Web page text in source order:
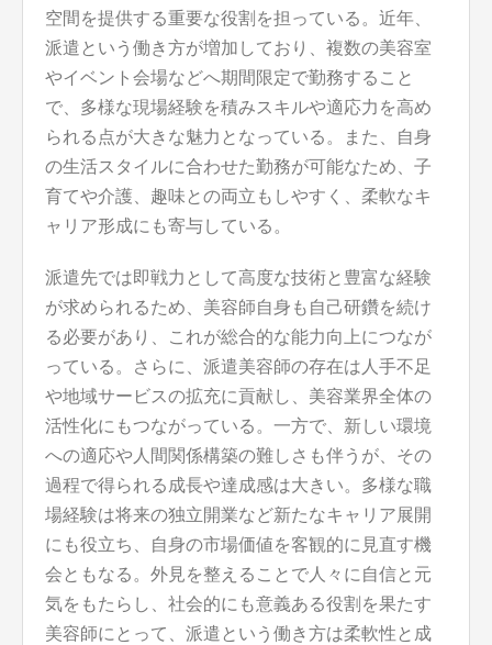
空間を提供する重要な役割を担っている。近年、
派遣という働き方が増加しており、複数の美容室
やイベント会場などへ期間限定で勤務すること
で、多様な現場経験を積みスキルや適応力を高め
られる点が大きな魅力となっている。また、自身
の生活スタイルに合わせた勤務が可能なため、子
育てや介護、趣味との両立もしやすく、柔軟なキ
ャリア形成にも寄与している。
派遣先では即戦力として高度な技術と豊富な経験
が求められるため、美容師自身も自己研鑽を続け
る必要があり、これが総合的な能力向上につなが
っている。さらに、派遣美容師の存在は人手不足
や地域サービスの拡充に貢献し、美容業界全体の
活性化にもつながっている。一方で、新しい環境
への適応や人間関係構築の難しさも伴うが、その
過程で得られる成長や達成感は大きい。多様な職
場経験は将来の独立開業など新たなキャリア展開
にも役立ち、自身の市場価値を客観的に見直す機
会ともなる。外見を整えることで人々に自信と元
気をもたらし、社会的にも意義ある役割を果たす
美容師にとって、派遣という働き方は柔軟性と成